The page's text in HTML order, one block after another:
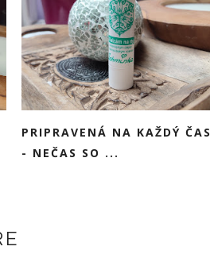
PRIPRAVENÁ NA KAŽDÝ ČAS
- NEČAS SO ...